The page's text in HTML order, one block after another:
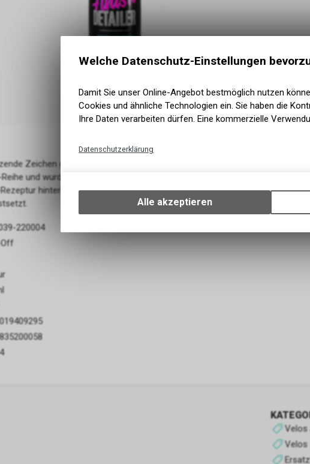
Zeichen gehören der Vergangenheit an. Matt Finish Detailer ist das
und wurde speziell für Satin-Matt-Farben, matt und matt Vinyl Wraps
hinterlässt eine streifenfreie Oberfläche und sorgt dafür, dass sich
220004
Velos
Velos
Welche Datenschutz-Einstellungen
Damit Sie unser Online-Angebot bestmöglich nutzen
Cookies und ähnliche Technologien ein. Sie haben die
Ihre Daten verarbeiten dürfen. Eine kommerzielle
Datenschutzerklärung
Ihrem Gerät, um die grundlegenden
Verwendung des Warenkorbs, zu
zulassen.
zu identifizieren, oder personalisiert, wenn
Benutzers des Shops durch einen Dritten
Alle akzeptieren